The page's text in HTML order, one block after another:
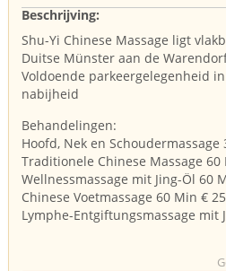
Beschrijving:
Shu-Yi Chinese Massage ligt
Duitse Münster aan de
Voldoende parkeergelegenheid
nabijheid
Behandelingen:
Hoofd, Nek en Schoudermassage
Traditionele Chinese Massage 60
Wellnessmassage mit Jing-Öl 60
Chinese Voetmassage 60 Min € 25
Lymphe-Entgiftungsmassage mit